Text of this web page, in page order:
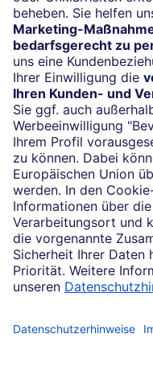
Mo. bis Fr. 8.00
Impressum
Konditionen und Preise
Rechtliche Hinweise
Datenschutz
Ihr Feedback zur